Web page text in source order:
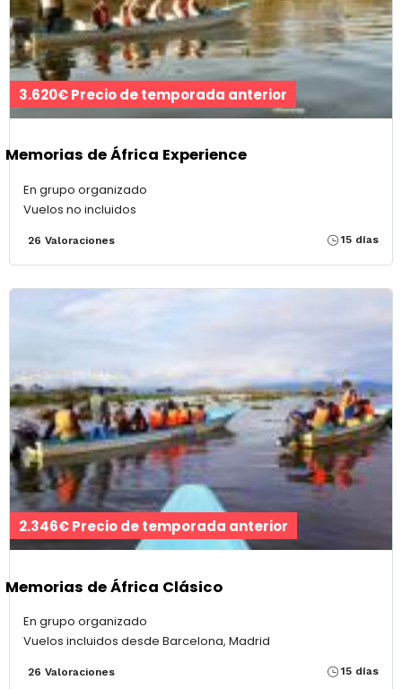
3.620€ Precio de temporada anterior
Memorias de África Experience
En grupo organizado
Vuelos no incluidos
26 Valoraciones 15 días
2.346€ Precio de temporada anterior
Memorias de África Clásico
En grupo organizado
Vuelos incluidos desde Barcelona, Madrid
26 Valoraciones 15 días